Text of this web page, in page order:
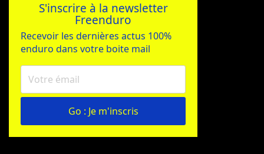
S'inscrire à la newsletter
Freenduro
Recevoir les dernières actus 100%
enduro dans votre boite mail
Go : Je m'inscris